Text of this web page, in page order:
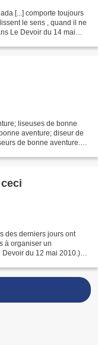
[...] comporte toujours
le sens , quand il ne
Le Devoir du 14 mai
liseuses de bonne
aventure; diseur de
de bonne aventure. ...
des derniers jours ont
à organiser un
Devoir du 12 mai 2010.)